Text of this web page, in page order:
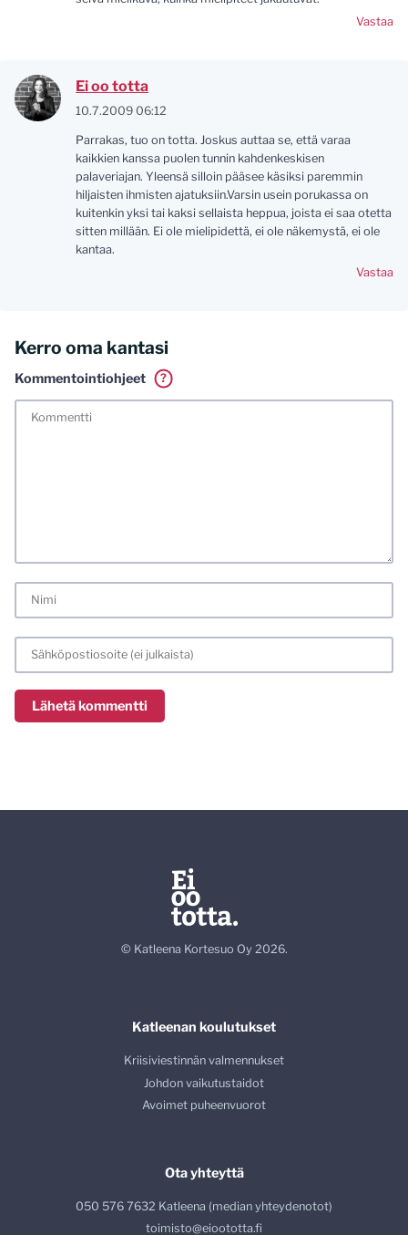
Vastaa
Ei oo totta
10.7.2009 06:12
Parrakas, tuo on totta. Joskus auttaa se, että varaa
kaikkien kanssa puolen tunnin kahdenkeskisen
palaveriajan. Yleensä silloin pääsee käsiksi paremmin
hiljaisten ihmisten ajatuksiin.Varsin usein porukassa on
kuitenkin yksi tai kaksi sellaista heppua, joista ei saa otetta
sitten millään. Ei ole mielipidettä, ei ole näkemystä, ei ole
kantaa.
Vastaa
Kerro oma kantasi
Kommentointiohjeet
?
meiliosoitteen. Minua ja mielipiteitäni saa ilman muuta
© Katleena Kortesuo Oy 2026.
Katleenan koulutukset
Kriisiviestinnän valmennukset
Johdon vaikutustaidot
Avoimet puheenvuorot
Ota yhteyttä
050 576 7632 Katleena (median yhteydenotot)
toimisto@eioototta.fi